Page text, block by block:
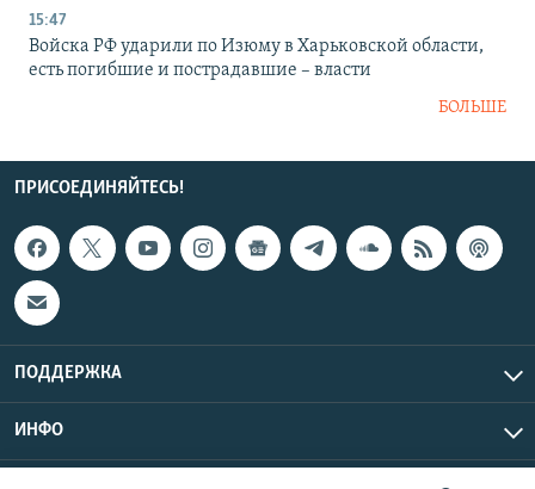
15:47
Войска РФ ударили по Изюму в Харьковской области,
есть погибшие и пострадавшие – власти
БОЛЬШЕ
ПРИСОЕДИНЯЙТЕСЬ!
ПОДДЕРЖКА
ИНФО